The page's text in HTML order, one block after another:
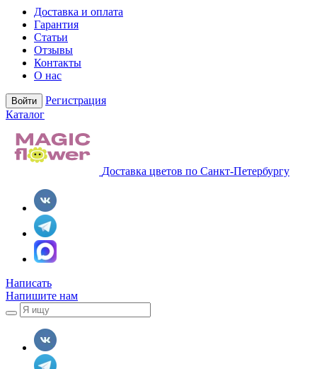
Доставка и оплата
Гарантия
Статьи
Отзывы
Контакты
О нас
Войти
Регистрация
Каталог
Доставка цветов по Санкт-Петербургу
Написать
Напишите нам